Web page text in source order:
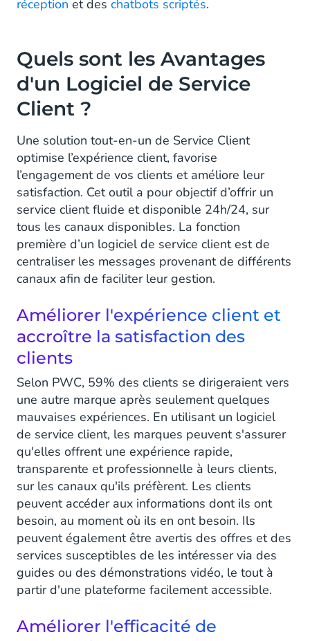
réception et des chatbots scriptés.
Quels sont les Avantages
d'un Logiciel de Service
Client ?
Une solution tout-en-un de Service Client
optimise l’expérience client, favorise
l’engagement de vos clients et améliore leur
satisfaction. Cet outil a pour objectif d’offrir un
service client fluide et disponible 24h/24, sur
tous les canaux disponibles. La fonction
première d’un logiciel de service client est de
centraliser les messages provenant de différents
canaux afin de faciliter leur gestion.
Améliorer l'expérience client et
accroître la satisfaction des
clients
Selon PWC, 59% des clients se dirigeraient vers
une autre marque après seulement quelques
mauvaises expériences. En utilisant un logiciel
de service client, les marques peuvent s'assurer
qu'elles offrent une expérience rapide,
transparente et professionnelle à leurs clients,
sur les canaux qu'ils préfèrent. Les clients
peuvent accéder aux informations dont ils ont
besoin, au moment où ils en ont besoin. Ils
peuvent également être avertis des offres et des
services susceptibles de les intéresser via des
guides ou des démonstrations vidéo, le tout à
partir d'une plateforme facilement accessible.
Améliorer l'efficacité de